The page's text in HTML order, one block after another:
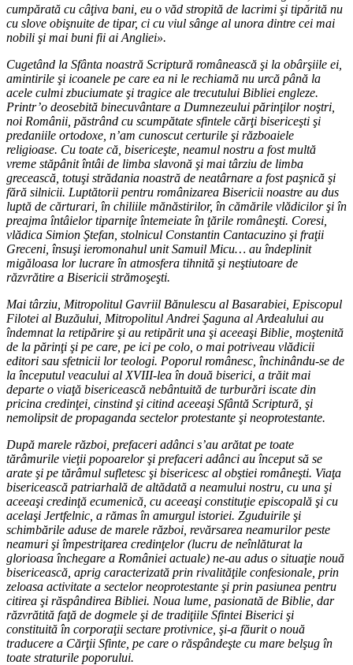
cumpărată cu câţiva bani, eu o văd stropită de lacrimi şi tipărită nu
cu slove obişnuite de tipar, ci cu viul sânge al unora dintre cei mai
nobili şi mai buni fii ai Angliei».
Cugetând la Sfânta noastră Scriptură românească şi la obârşiile ei,
amintirile şi icoanele pe care ea ni le rechiamă nu urcă până la
acele culmi zbuciumate şi tragice ale trecutului Bibliei engleze.
Printr’o deosebită binecuvântare a Dumnezeului părinţilor noştri,
noi Românii, păstrând cu scumpătate sfintele cărţi bisericeşti şi
predaniile ortodoxe, n’am cunoscut certurile şi războaiele
religioase. Cu toate că, bisericeşte, neamul nostru a fost multă
vreme stăpânit întâi de limba slavonă şi mai târziu de limba
grecească, totuşi strădania noastră de neatârnare a fost paşnică şi
fără silnicii. Luptătorii pentru românizarea Bisericii noastre au dus
luptă de cărturari, în chiliile mănăstirilor, în cămările vlădicilor şi în
preajma întâielor tiparniţe întemeiate în ţările româneşti. Coresi,
vlădica Simion Ştefan, stolnicul Constantin Cantacuzino şi fraţii
Greceni, însuşi ieromonahul unit Samuil Micu… au îndeplinit
migăloasa lor lucrare în atmosfera tihnită şi neştiutoare de
răzvrătire a Bisericii strămoşeşti.
Mai târziu, Mitropolitul Gavriil Bănulescu al Basarabiei, Episcopul
Filotei al Buzăului, Mitropolitul Andrei Şaguna al Ardealului au
îndemnat la retipărire şi au retipărit una şi aceeaşi Biblie, moştenită
de la părinţi şi pe care, pe ici pe colo, o mai potriveau vlădicii
editori sau sfetnicii lor teologi. Poporul românesc, închinându-se de
la începutul veacului al XVIII-lea în două biserici, a trăit mai
departe o viaţă bisericească nebântuită de turburări iscate din
pricina credinţei, cinstind şi citind aceeaşi Sfântă Scriptură, şi
nemolipsit de propaganda sectelor protestante şi neoprotestante.
După marele război, prefaceri adânci s’au arătat pe toate
tărâmurile vieţii popoarelor şi prefaceri adânci au început să se
arate şi pe tărâmul sufletesc şi bisericesc al obştiei româneşti. Viaţa
bisericească patriarhală de altădată a neamului nostru, cu una şi
aceeaşi credinţă ecumenică, cu aceeaşi constituţie episcopală şi cu
acelaşi Jertfelnic, a rămas în amurgul istoriei. Zguduirile şi
schimbările aduse de marele război, revărsarea neamurilor peste
neamuri şi împestriţarea credinţelor (lucru de neînlăturat la
glorioasa închegare a României actuale) ne-au adus o situaţie nouă
bisericească, aprig caracterizată prin rivalităţile confesionale, prin
zeloasa activitate a sectelor neoprotestante şi prin pasiunea pentru
citirea şi răspândirea Bibliei. Noua lume, pasionată de Biblie, dar
răzvrătită faţă de dogmele şi de tradiţiile Sfintei Biserici şi
constituită în corporaţii sectare protivnice, şi-a făurit o nouă
traducere a Cărţii Sfinte, pe care o răspândeşte cu mare belşug în
toate straturile poporului.